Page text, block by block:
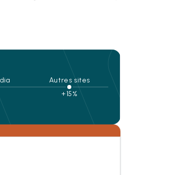
Autres sites
+15%